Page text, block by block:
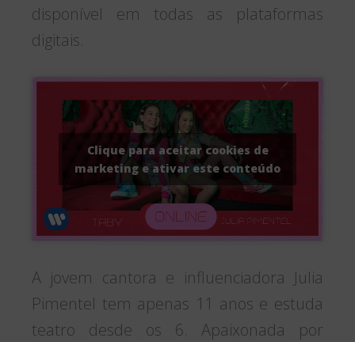
disponível em todas as plataformas
digitais.
Clique para aceitar cookies de
marketing e ativar este conteúdo
A jovem cantora e influenciadora Julia
Pimentel tem apenas 11 anos e estuda
teatro desde os 6. Apaixonada por